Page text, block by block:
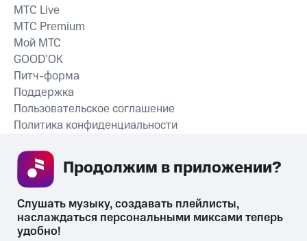
СКАЧАТЬ ПРИЛОЖЕНИЕ
MTС Live
MTС Premium
Мой МТС
GOOD’OK
Питч-форма
Поддержка
Пользовательское соглашение
Политика конфиденциальности
Слушать музыку, создавать плейлисты,
наслаждаться персональными миксами теперь
удобно!